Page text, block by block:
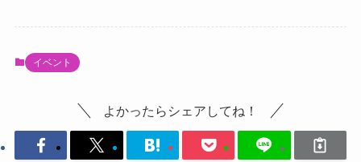
イベント
よかったらシェアしてね！